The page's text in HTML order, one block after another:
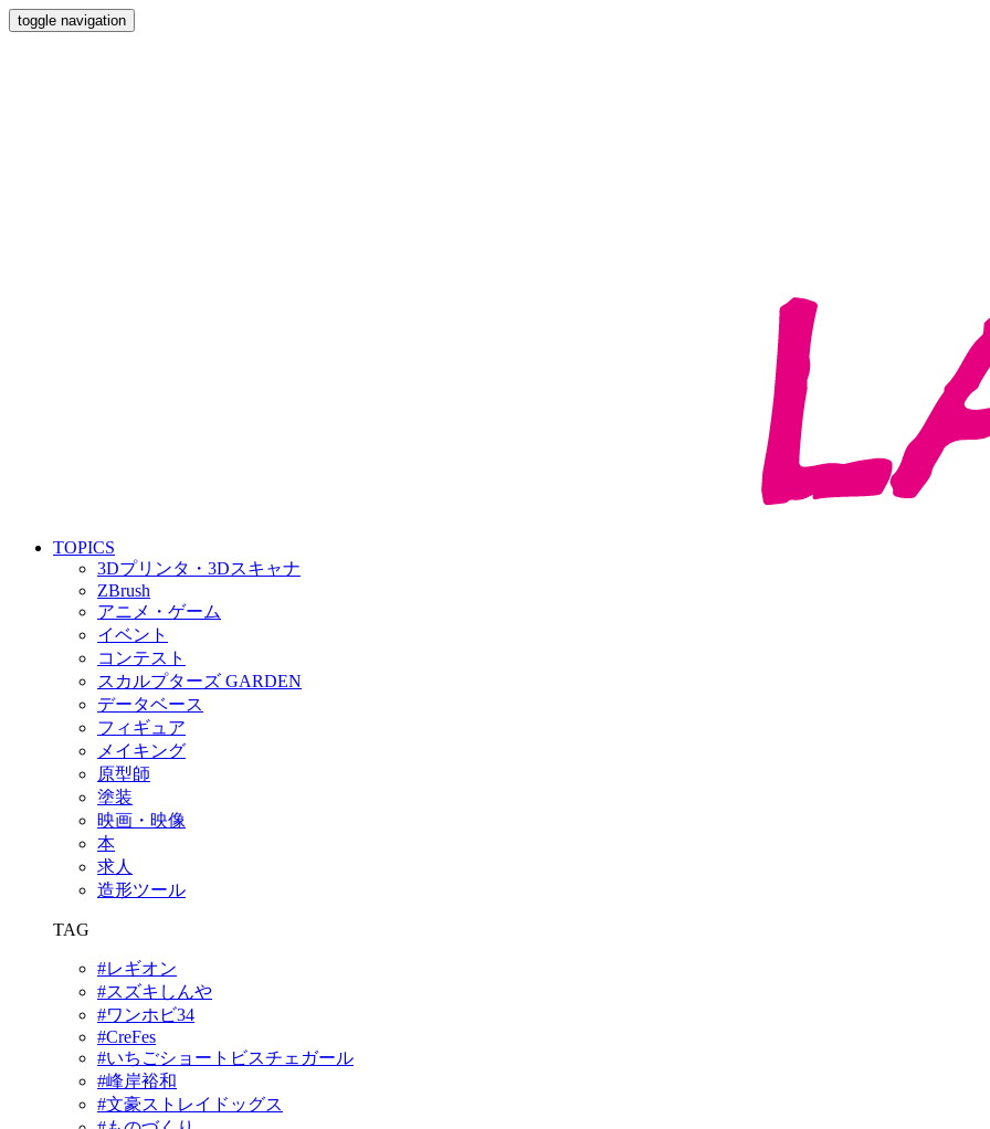
toggle navigation
TOPICS
3Dプリンタ・3Dスキャナ
ZBrush
アニメ・ゲーム
イベント
コンテスト
スカルプターズ GARDEN
データベース
フィギュア
メイキング
原型師
塗装
映画・映像
本
求人
造形ツール
TAG
#レギオン
#スズキしんや
#ワンホビ34
#CreFes
#いちごショートビスチェガール
#峰岸裕和
#文豪ストレイドッグス